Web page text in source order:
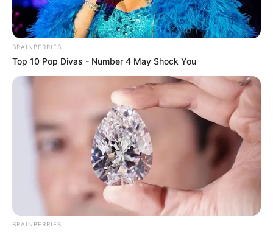
BRAINBERRIES
Top 10 Pop Divas - Number 4 May Shock You
BRAINBERRIES